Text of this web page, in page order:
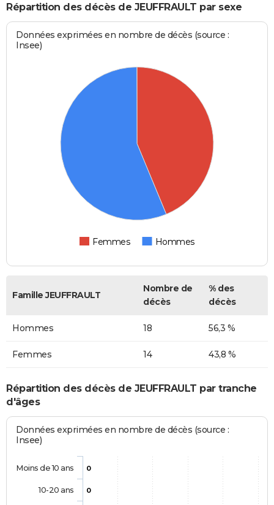
Répartition des décès de JEUFFRAULT par sexe
Données exprimées en nombre de décès (source :
Insee)
Femmes Hommes
Famille JEUFFRAULT
Nombre de
décès
% des
décès
Hommes 18 56,3 %
Femmes 14 43,8 %
Répartition des décès de JEUFFRAULT par tranche
d'âges
Données exprimées en nombre de décès (source :
Insee)
0
0
Moins de 10 ans
10-20 ans